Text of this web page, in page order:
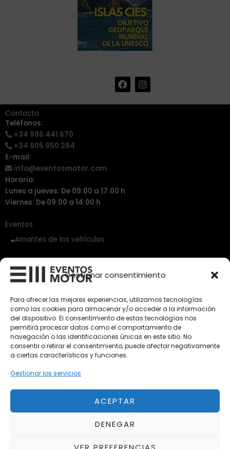
Gestionar consentimiento
Para ofrecer las mejores experiencias, utilizamos tecnologías
como las cookies para almacenar y/o acceder a la información
del dispositivo. El consentimiento de estas tecnologías nos
permitirá procesar datos como el comportamiento de
navegación o las identificaciones únicas en este sitio. No
consentir o retirar el consentimiento, puede afectar negativamente
a ciertas características y funciones.
Gestionar los servicios
ACEPTAR
DENEGAR
F
a
e
I
n
t
Contacto
Teléfonos:
+34 986 441 670
+34 605 950 284
E-mail:
info@eventosmotor.com
Horario:
Lunes a jueves: De 09:00 a 17:00 h
Viernes: De 09:00 a 14:00 h
Eventos
Amantes de los vehículos
Vehículos Clásicos
Vehículos Nuevos
Vehículos de Ocasión
Próximos
Eclipse by SELECTO
Del 12/08/2026 al 12/08/2026
Exclusive Top Cars 2026
Del 02/10/2026 al 05/10/2026